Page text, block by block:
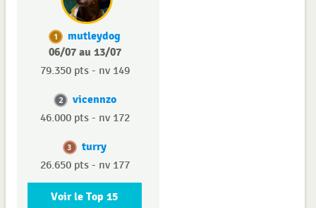
1
mutleydog
06/07 au 13/07
79.350 pts - nv 149
2 vicennzo
46.000 pts - nv 172
3 turry
26.650 pts - nv 177
Voir le Top 15